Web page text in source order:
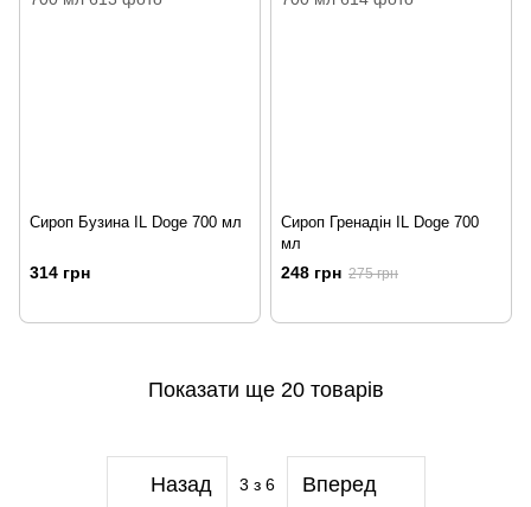
Сироп Бузина IL Doge 700 мл
314 грн
Сироп Гренадін IL Doge 700
мл
248 грн 275 грн
Показати ще 20 товарів
Назад 3 з 6 Вперед